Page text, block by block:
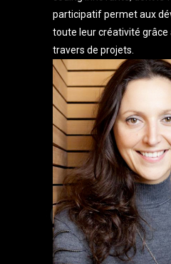
participatif permet aux
toute leur créativité grâce
travers de projets.